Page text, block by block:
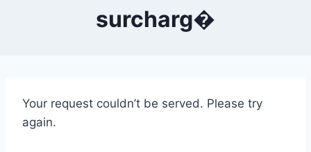
surcharg�
Your request couldn’t be served. Please try
again.